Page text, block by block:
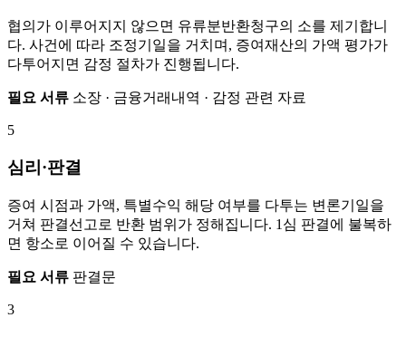
협의가 이루어지지 않으면 유류분반환청구의 소를 제기합니
다. 사건에 따라 조정기일을 거치며, 증여재산의 가액 평가가
다투어지면 감정 절차가 진행됩니다.
필요 서류 소장 · 금융거래내역 · 감정 관련 자료
5
심리·판결
증여 시점과 가액, 특별수익 해당 여부를 다투는 변론기일을
거쳐 판결선고로 반환 범위가 정해집니다. 1심 판결에 불복하
면 항소로 이어질 수 있습니다.
필요 서류 판결문
3